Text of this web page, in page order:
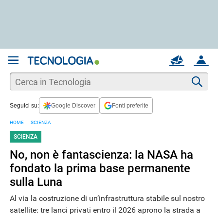
ACCOUNT
MAIL
Seguici su: Google Discover Fonti preferite
HOME SCIENZA
SCIENZA
No, non è fantascienza: la NASA ha
fondato la prima base permanente
sulla Luna
Al via la costruzione di un’infrastruttura stabile sul nostro
satellite: tre lanci privati entro il 2026 aprono la strada a